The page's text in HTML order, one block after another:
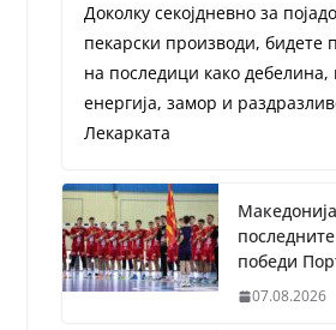
Доколку секојдневно за
пекарски производи, бидете
на последици како дебелина,
енергија, замор и
Лекарката
победи
07.08.2026